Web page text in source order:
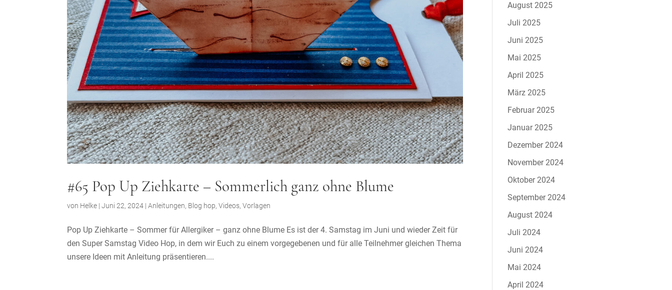
#65 Pop Up Ziehkarte – Sommerlich ganz ohne Blume
von Helke |Juni 22, 2024 |Anleitungen, Blog hop,Videos,Vorlagen
Pop Up Ziehkarte – Sommer für Allergiker – ganz ohne Blume Es ist der 4. Samstag im Juni und wieder Zeit für
den Super Samstag Video Hop, in dem wir Euch zu einem vorgegebenen und für alle Teilnehmer gleichen Thema
unsere Ideen mit Anleitung präsentieren....
August 2025
Juli 2025
Juni 2025
Mai 2025
April 2025
März 2025
Februar 2025
Januar 2025
Dezember 2024
November 2024
Oktober 2024
September 2024
August 2024
Juli 2024
Juni 2024
Mai 2024
April 2024